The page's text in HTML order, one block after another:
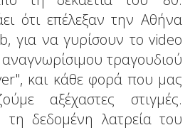
ότι επέλεξαν την Αθήνα
για να γυρίσουν το video
τραγουδιού
και κάθε φορά που μας
αξέχαστες στιγμές.
δεδομένη λατρεία του